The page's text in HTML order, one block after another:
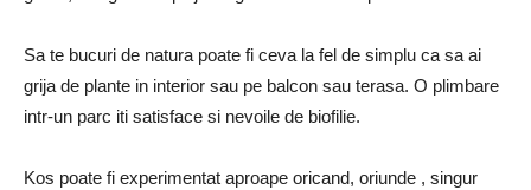
Sa te bucuri de natura poate fi ceva la fel de simplu ca sa ai
grija de plante in interior sau pe balcon sau terasa. O plimbare
intr-un parc iti satisface si nevoile de biofilie.
Kos poate fi experimentat aproape oricand, oriunde , singur